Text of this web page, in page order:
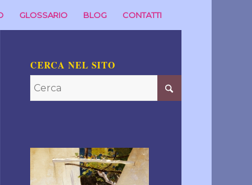
GLOSSARIO BLOG CONTATTI
CERCA NEL SITO